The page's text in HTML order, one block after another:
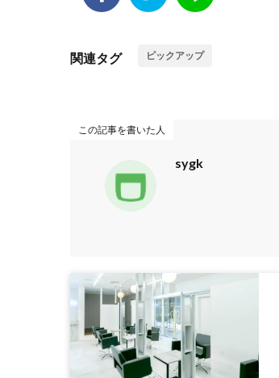
関連タグ ピックアップ
この記事を書いた人
sygk